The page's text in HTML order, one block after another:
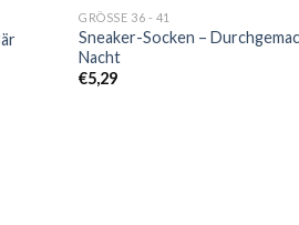
GRÖSSE 36 - 41
Sneaker-Socken –
Nacht
€5,29